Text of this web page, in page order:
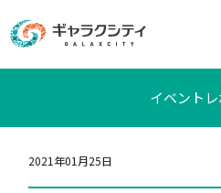
施設案内
文化ホ
施設貸出･団体利用
イベント
2021年01月25日